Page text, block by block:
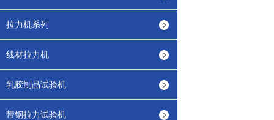
拉力机系列
线材拉力机
乳胶制品试验机
带钢拉力试验机